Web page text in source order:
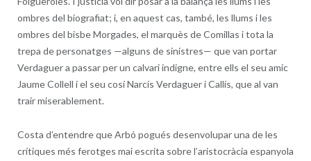
ombres del biografiat; i, en aquest cas, també, les llums i les
ombres del bisbe Morgades, el marquès de Comillas i tota la
trepa de personatges —alguns de sinistres— que van portar
Verdaguer a passar per un calvari indigne, entre ells el seu amic
Jaume Collell i el seu cosí Narcís Verdaguer i Callís, que al van
trair miserablement.
Costa d’entendre que Arbó pogués desenvolupar una de les
crítiques més ferotges mai escrita sobre l’aristocràcia espanyola